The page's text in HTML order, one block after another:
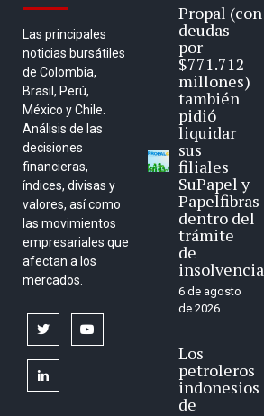
Las principales
noticias bursátiles
de Colombia,
Brasil, Perú,
México y Chile.
Análisis de las
decisiones
financieras,
índices, divisas y
valores, así como
las movimientos
empresariales que
afectan a los
mercados.
twitter
linkedin
Propal (con
deudas
por
$771.712
millones)
también
pidió
liquidar
sus
filiales
SuPapel y
Papelfibras
dentro del
trámite
de
insolvencia
6 de agosto
de 2026
Los
petroleros
indonesios
de